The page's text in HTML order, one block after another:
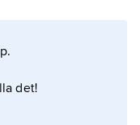
det!